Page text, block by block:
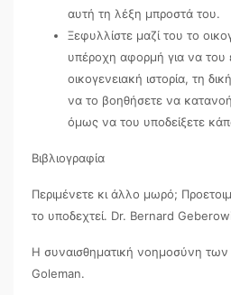
αυτή τη λέξη μπροστά του.
Ξεφυλλίστε μαζί του το
υπέροχη αφορμή για να του
οικογενειακή ιστορία, τη
να το βοηθήσετε να
όμως να του υποδείξετε
Βιβλιογραφία
Περιμένετε κι άλλο μωρό;
το υποδεχτεί. Dr. Bernard
Η συναισθηματική νοημοσύνη των
Goleman.